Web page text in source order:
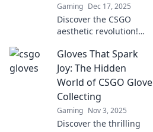
Gaming Dec 17, 2025
Discover the CSGO
aesthetic revolution!
changing gloves
enhance your gameplay
and style—level up your
gaming look today!
Gloves That Spark
Joy: The Hidden
World of CSGO Glove
Collecting
Gaming Nov 3, 2025
Discover the thrilling